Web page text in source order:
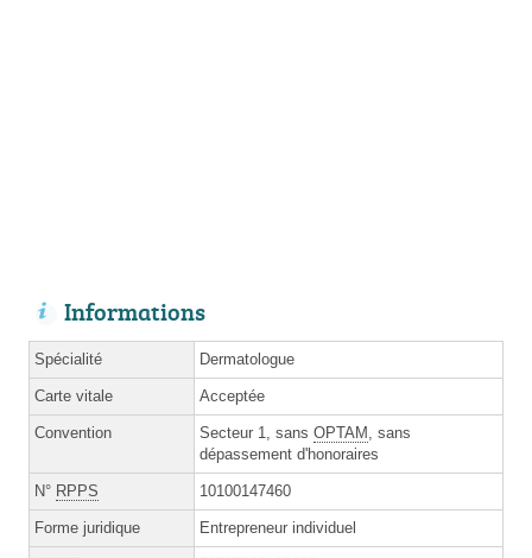
Informations
Spécialité Dermatologue
Carte vitale Acceptée
Convention Secteur 1, sans OPTAM , sans
dépassement d'honoraires
N° RPPS 10100147460
Forme juridique Entrepreneur individuel